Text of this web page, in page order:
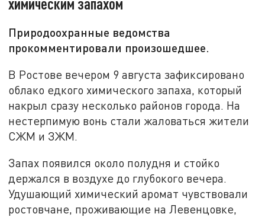
Природоохранные ведомства
прокомментировали произошедшее.
В Ростове вечером 9 августа зафиксировано
облако едкого химического запаха, который
накрыл сразу несколько районов города. На
нестерпимую вонь стали жаловаться жители
СЖМ и ЗЖМ.
Запах появился около полудня и стойко
держался в воздухе до глубокого вечера.
Удушающий химический аромат чувствовали
ростовчане, проживающие на Левенцовке,